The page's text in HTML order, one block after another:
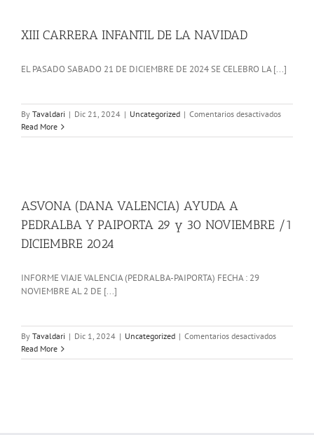
XIII CARRERA INFANTIL DE LA NAVIDAD
EL PASADO SABADO 21 DE DICIEMBRE DE 2024 SE CELEBRO LA [...]
By Tavaldari | Dic 21, 2024 | Uncategorized | Comentarios desactivadosen
CARRERA
Read More
ASVONA (DANA VALENCIA) AYUDA A
PEDRALBA Y PAIPORTA 29 y 30 NOVIEMBRE /1
DICIEMBRE 2024
INFORME VIAJE VALENCIA (PEDRALBA-PAIPORTA) FECHA : 29
NOVIEMBRE AL 2 DE [...]
By Tavaldari | Dic 1, 2024 | Uncategorized | Comentarios desactivadosen
(DANA
Read More